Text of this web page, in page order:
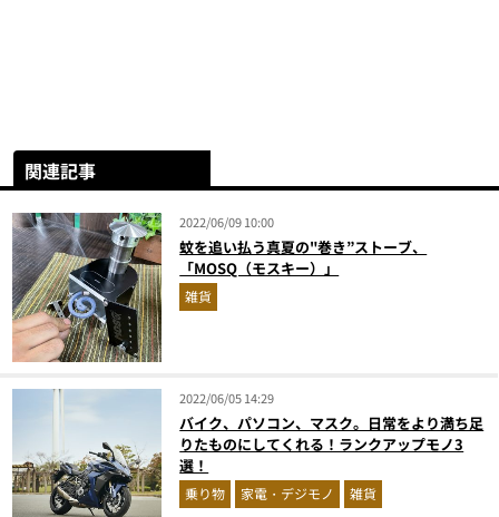
関連記事
2022/06/09 10:00
蚊を追い払う真夏の"巻き”ストーブ、
「MOSQ（モスキー）」
雑貨
2022/06/05 14:29
バイク、パソコン、マスク。日常をより満ち足
りたものにしてくれる！ランクアップモノ3
選！
乗り物 家電・デジモノ 雑貨